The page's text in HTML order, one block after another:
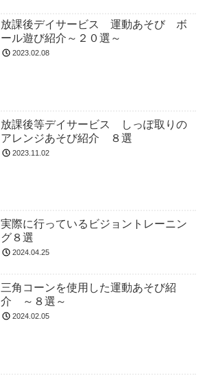
放課後デイサービス 運動あそび ボ
ール遊び紹介～２０選～
2023.02.08
放課後等デイサービス しっぽ取りの
アレンジあそび紹介 ８選
2023.11.02
実際に行っているビジョントレーニン
グ８選
2024.04.25
三角コーンを使用した運動あそび紹
介 ～８選～
2024.02.05